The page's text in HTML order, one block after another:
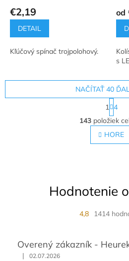
€2,19
DETAIL
Kľúčový spínač trojpolohový.
od
s
O
v
l
á
e
r
v
NAČÍTAŤ 40
S
t
r
á
n
k
i
e
1 4
143položiek
HORE
Hodnotenie
4,8 1414
Overený zákazník -
| 02.07.2026